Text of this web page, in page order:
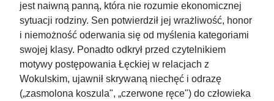
jest naiwną panną, która nie rozumie ekonomicznej
sytuacji rodziny. Sen potwierdził jej wrażliwość, honor
i niemożność oderwania się od myślenia kategoriami
swojej klasy. Ponadto odkrył przed czytelnikiem
motywy postępowania Łęckiej w relacjach z
Wokulskim, ujawnił skrywaną niechęć i odrazę
(„zasmolona koszula", „czerwone ręce") do człowieka